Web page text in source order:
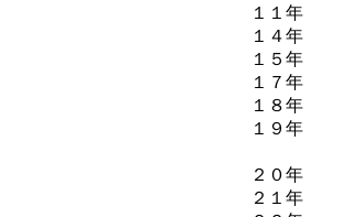
１１年
１４年
１５年
１７年
１８年
１９年
２０年
２１年